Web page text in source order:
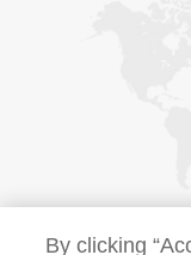
By clicking